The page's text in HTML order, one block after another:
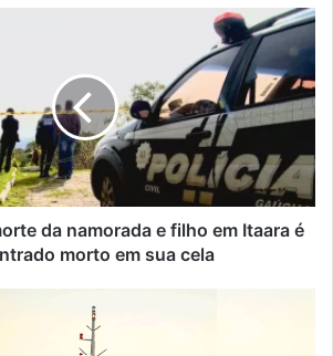
da namorada e filho em Itaara é
morto em sua cela